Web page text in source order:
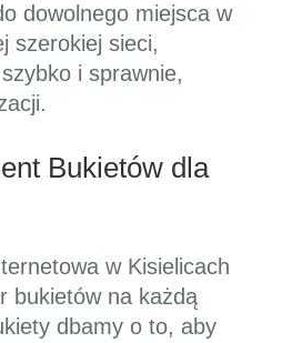
dowolnego miejsca w
szerokiej sieci,
i sprawnie,
Bukietów dla
w Kisielicach
bukietów na każdą
dbamy o to, aby